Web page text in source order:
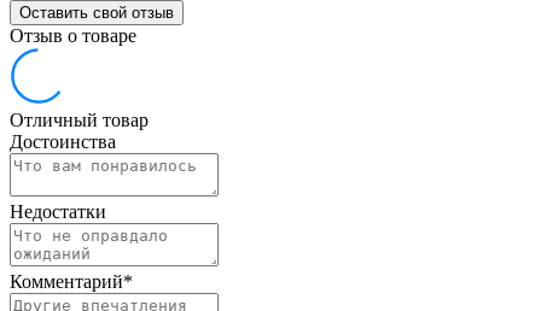
Оставить свой отзыв
Отзыв о товаре
Отличный товар
Достоинства
Недостатки
Комментарий*